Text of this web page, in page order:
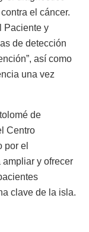
el cáncer.
Paciente y
de detección
así como
una vez
de
Centro
por el
y ofrecer
clave de la isla.